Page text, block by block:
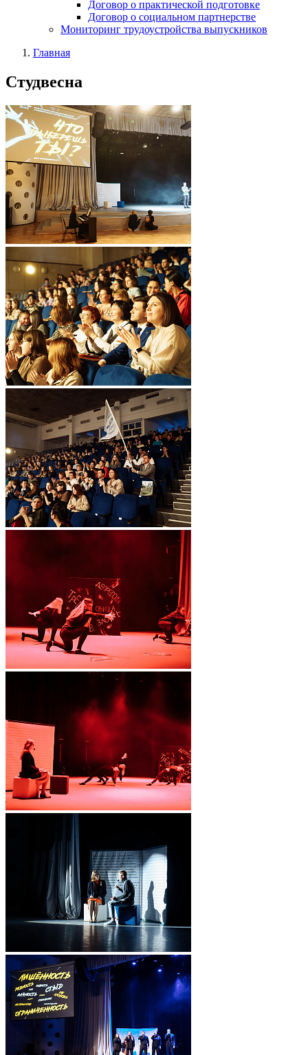
Договор о практической подготовке
Договор о социальном партнерстве
Мониторинг трудоустройства выпускников
Главная
Студвесна